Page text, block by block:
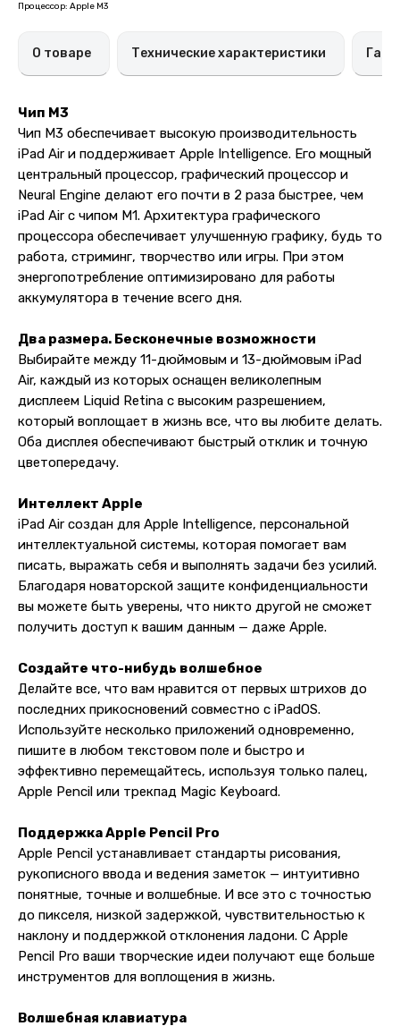
Процессор: Apple M3
О товаре Технические характеристики
Чип M3
Чип M3 обеспечивает высокую производительность
iPad Air и поддерживает Apple Intelligence. Его мощный
центральный процессор, графический процессор и
Neural Engine делают его почти в 2 раза быстрее, чем
iPad Air с чипом M1. Архитектура графического
процессора обеспечивает улучшенную графику, будь то
работа, стриминг, творчество или игры. При этом
энергопотребление оптимизировано для работы
аккумулятора в течение всего дня.
Два размера. Бесконечные возможности
Выбирайте между 11-дюймовым и 13-дюймовым iPad
Air, каждый из которых оснащен великолепным
дисплеем Liquid Retina с высоким разрешением,
который воплощает в жизнь все, что вы любите делать.
Оба дисплея обеспечивают быстрый отклик и точную
цветопередачу.
Интеллект Apple
iPad Air создан для Apple Intelligence, персональной
интеллектуальной системы, которая помогает вам
писать, выражать себя и выполнять задачи без усилий.
Благодаря новаторской защите конфиденциальности
вы можете быть уверены, что никто другой не сможет
получить доступ к вашим данным — даже Apple.
Создайте что-нибудь волшебное
Делайте все, что вам нравится от первых штрихов до
последних прикосновений совместно с iPadOS.
Используйте несколько приложений одновременно,
пишите в любом текстовом поле и быстро и
эффективно перемещайтесь, используя только палец,
Apple Pencil или трекпад Magic Keyboard.
Поддержка Apple Pencil Pro
Apple Pencil устанавливает стандарты рисования,
рукописного ввода и ведения заметок — интуитивно
понятные, точные и волшебные. И все это с точностью
до пикселя, низкой задержкой, чувствительностью к
наклону и поддержкой отклонения ладони. С Apple
Pencil Pro ваши творческие идеи получают еще больше
инструментов для воплощения в жизнь.
Волшебная клавиатура